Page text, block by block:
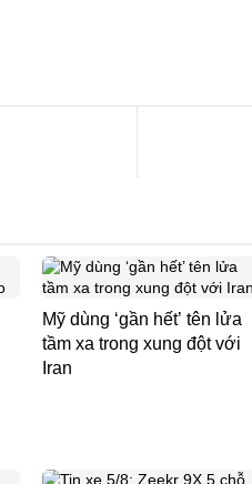
Mỹ dùng ‘gần hết’ tên lửa
tầm xa trong xung đột với
Iran